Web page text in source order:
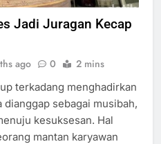
Jadi Juragan Kecap
ago 0 2 mins
terkadang menghadirkan
dianggap sebagai musibah,
kesuksesan. Hal
mantan karyawan